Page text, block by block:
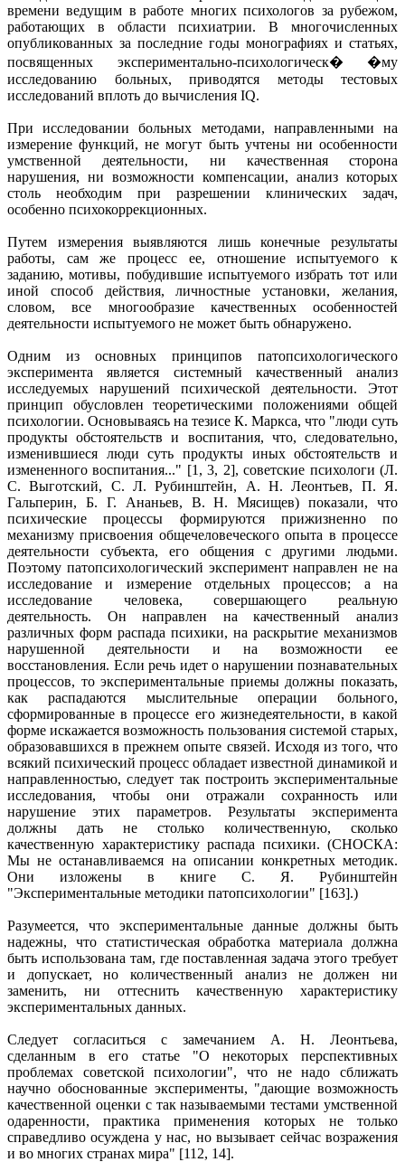
времени ведущим в работе многих психологов за рубежом,
работающих в области психиатрии. В многочисленных
опубликованных за последние годы монографиях и статьях,
посвященных экспериментально-психологическ� �му
исследованию больных, приводятся методы тестовых
исследований вплоть до вычисления IQ.
При исследовании больных методами, направленными на
измерение функций, не могут быть учтены ни особенности
умственной деятельности, ни качественная сторона
нарушения, ни возможности компенсации, анализ которых
столь необходим при разрешении клинических задач,
особенно психокоррекционных.
Путем измерения выявляются лишь конечные результаты
работы, сам же процесс ее, отношение испытуемого к
заданию, мотивы, побудившие испытуемого избрать тот или
иной способ действия, личностные установки, желания,
словом, все многообразие качественных особенностей
деятельности испытуемого не может быть обнаружено.
Одним из основных принципов патопсихологического
эксперимента является системный качественный анализ
исследуемых нарушений психической деятельности. Этот
принцип обусловлен теоретическими положениями общей
психологии. Основываясь на тезисе К. Маркса, что "люди суть
продукты обстоятельств и воспитания, что, следовательно,
изменившиеся люди суть продукты иных обстоятельств и
измененного воспитания..." [1, 3, 2], советские психологи (Л.
С. Выготский, С. Л. Рубинштейн, А. Н. Леонтьев, П. Я.
Гальперин, Б. Г. Ананьев, В. Н. Мясищев) показали, что
психические процессы формируются прижизненно по
механизму присвоения общечеловеческого опыта в процессе
деятельности субъекта, его общения с другими людьми.
Поэтому патопсихологический эксперимент направлен не на
исследование и измерение отдельных процессов; а на
исследование человека, совершающего реальную
деятельность. Он направлен на качественный анализ
различных форм распада психики, на раскрытие механизмов
нарушенной деятельности и на возможности ее
восстановления. Если речь идет о нарушении познавательных
процессов, то экспериментальные приемы должны показать,
как распадаются мыслительные операции больного,
сформированные в процессе его жизнедеятельности, в какой
форме искажается возможность пользования системой старых,
образовавшихся в прежнем опыте связей. Исходя из того, что
всякий психический процесс обладает известной динамикой и
направленностью, следует так построить экспериментальные
исследования, чтобы они отражали сохранность или
нарушение этих параметров. Результаты эксперимента
должны дать не столько количественную, сколько
качественную характеристику распада психики. (СНОСКА:
Мы не останавливаемся на описании конкретных методик.
Они изложены в книге С. Я. Рубинштейн
"Экспериментальные методики патопсихологии" [163].)
Разумеется, что экспериментальные данные должны быть
надежны, что статистическая обработка материала должна
быть использована там, где поставленная задача этого требует
и допускает, но количественный анализ не должен ни
заменить, ни оттеснить качественную характеристику
экспериментальных данных.
Следует согласиться с замечанием А. Н. Леонтьева,
сделанным в его статье "О некоторых перспективных
проблемах советской психологии", что не надо сближать
научно обоснованные эксперименты, "дающие возможность
качественной оценки с так называемыми тестами умственной
одаренности, практика применения которых не только
справедливо осуждена у нас, но вызывает сейчас возражения
и во многих странах мира" [112, 14].